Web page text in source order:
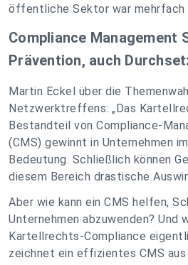
öffentliche Sektor war mehrfach
Compliance Management
Prävention, auch
Martin Eckel über die
Netzwerktreffens: „Das
Bestandteil von Compliance-
(CMS) gewinnt in Unternehmen
Bedeutung. Schließlich können
diesem Bereich drastische
Aber wie kann ein CMS helfen,
Unternehmen abzuwenden? Und
Kartellrechts-Compliance
zeichnet ein effizientes CMS